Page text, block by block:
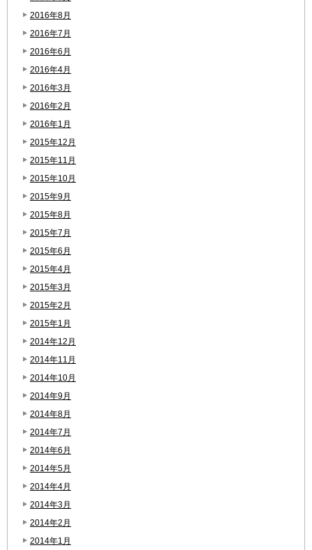
2016年8月
2016年7月
2016年6月
2016年4月
2016年3月
2016年2月
2016年1月
2015年12月
2015年11月
2015年10月
2015年9月
2015年8月
2015年7月
2015年6月
2015年4月
2015年3月
2015年2月
2015年1月
2014年12月
2014年11月
2014年10月
2014年9月
2014年8月
2014年7月
2014年6月
2014年5月
2014年4月
2014年3月
2014年2月
2014年1月